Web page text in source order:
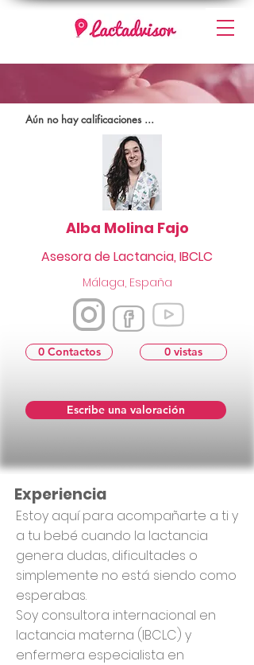
Aún no hay calificaciones ...
Escribe una valoración
0 Contactos
Málaga, España
Alba Molina Fajo
Asesora de Lactancia, IBCLC
0 vistas
Estoy aquí para acompañarte a ti y
a tu bebé cuando la lactancia
genera dudas, dificultades o
simplemente no está siendo como
esperabas.
Soy consultora internacional en
lactancia materna (IBCLC) y
enfermera especialista en
Experiencia